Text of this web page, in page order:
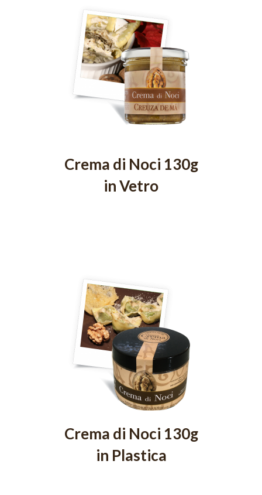
Crema di Noci 130g
in Vetro
Crema di Noci 130g
in Plastica